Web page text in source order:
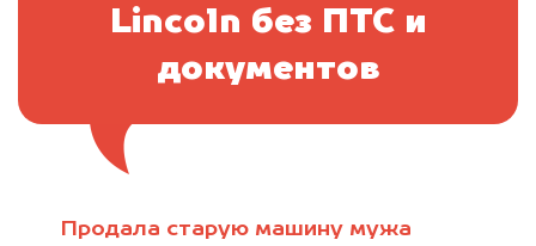
Продала старую машину мужа
Lincoln без ПТС и
документов
минуту эксперт-оценщик назовёт сумму.